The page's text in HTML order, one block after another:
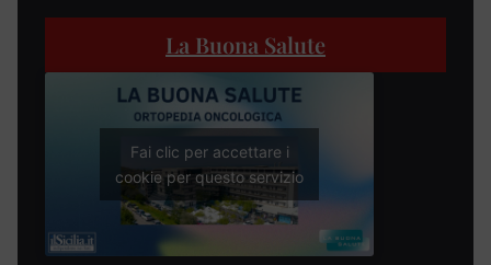
La Buona Salute
Fai clic per accettare i
cookie per questo servizio